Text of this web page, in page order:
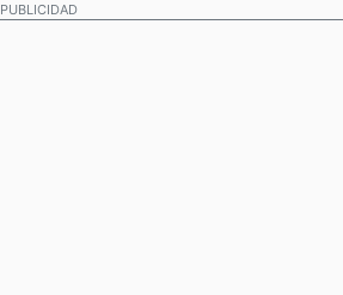
PUBLICIDAD